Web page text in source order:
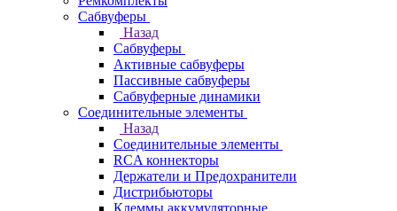
Сабвуферы
Назад
Сабвуферы
Активные сабвуферы
Пассивные сабвуферы
Сабвуферные динамики
Соединительные элементы
Назад
Соединительные элементы
RCA коннекторы
Держатели и Предохранители
Дистрибьюторы
Клеммы аккумуляторные